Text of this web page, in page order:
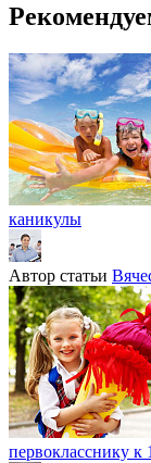
каникулы
Автор статьи
первокласснику к